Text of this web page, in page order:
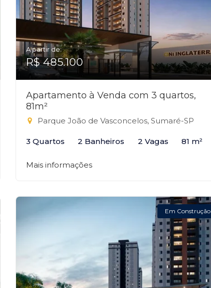
A partir de:
R$ 485.100
Apartamento à Venda com 3 quartos,
81m²
Parque João de Vasconcelos, Sumaré-SP
3 Quartos 2 Banheiros 2 Vagas 81 m²
Mais informações
Em Construção